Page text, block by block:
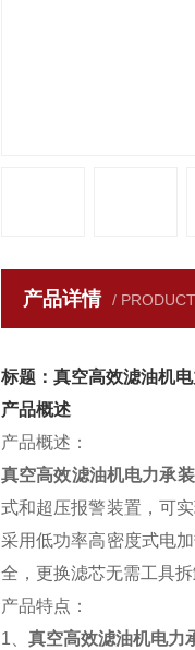
产品详情 /
标题：真空高效滤油机
产品概述
产品概述：
真空高效滤油机电力承
式和超压报警装置，可
采用低功率高密度式电
全，更换滤芯无需工具拆
产品特点：
1、 真空高效滤油机电力